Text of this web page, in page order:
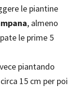
le piantine
, almeno
le prime 5
piantando
15 cm per poi